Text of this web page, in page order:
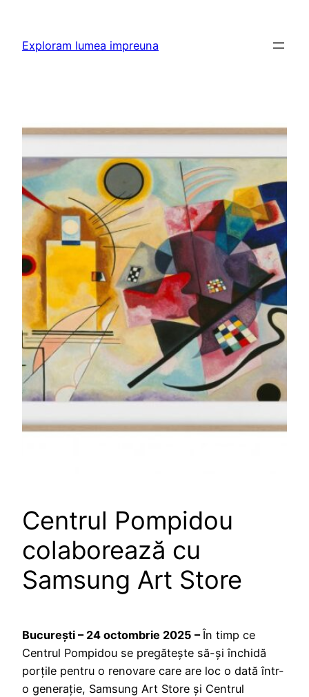
content
Exploram lumea impreuna
Centrul Pompidou
colaborează cu
Samsung Art Store
București – 24 octombrie 2025 – În timp ce
Centrul Pompidou se pregătește să-și închidă
porțile pentru o renovare care are loc o dată într-
o generație, Samsung Art Store și Centrul